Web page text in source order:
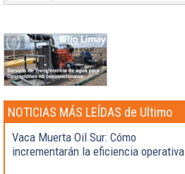
NOTICIAS MÁS LEÍDAS de Ultimo
momento
Vaca Muerta Oil Sur: Cómo
incrementarán la eficiencia operativa